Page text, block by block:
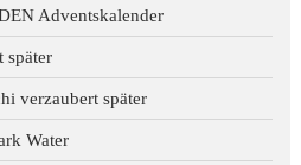
Adventskalender
später
verzaubert später
Water